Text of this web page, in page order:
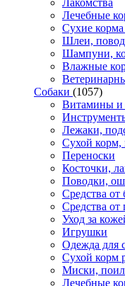
Лечебные
Сухие корма
Шлеи,
Шампуни,
Влажные
Собаки (1057)
Витамины и
Лежаки,
Сухой корм,
Переноски
Косточки,
Поводки,
Средства от
Средства от
Уход за
Игрушки
Одежда для
Сухой корм
Миски,
Лечебные